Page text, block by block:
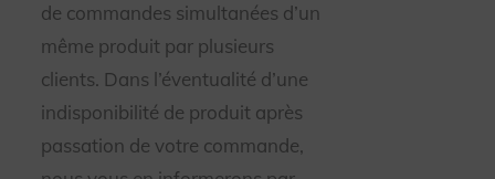
de commandes simultanées d’un
même produit par plusieurs
clients. Dans l’éventualité d’une
indisponibilité de produit après
passation de votre commande,